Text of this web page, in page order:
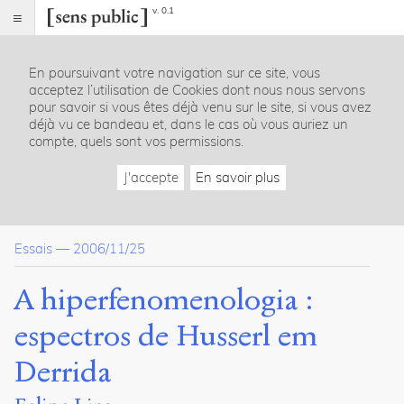
v. 0.1
Index
Article
Dossier(s)
Autour de Derrida
Citations
Citer /
Partager
En poursuivant votre navigation sur ce site, vous
acceptez l’utilisation de Cookies dont nous nous servons
pour savoir si vous êtes déjà venu sur le site, si vous avez
déjà vu ce bandeau et, dans le cas où vous auriez un
compte, quels sont vos permissions.
J'accepte En savoir plus
Essais — 2006/11/25
A hiperfenomenologia :
espectros de Husserl em
Derrida